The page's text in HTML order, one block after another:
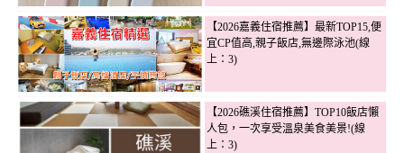
【2026嘉義住宿推薦】最新TOP15,便
宜CP值高,親子飯店,無邊際泳池(線
上：3)
【2026礁溪住宿推薦】TOP10飯店懶
人包，一次享受溫泉美食美景!(線
上：3)